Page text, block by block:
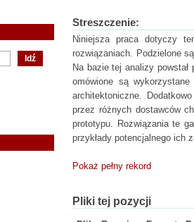
Streszczenie:
Niniejsza praca dotyczy
rozwiązaniach. Podzielone
Na bazie tej analizy
omówione są
architektoniczne.
przez różnych dostawców
prototypu. Rozwiązania te
przykłady potencjalnego ich
Pokaż pełny rekord
Pliki tej pozycji